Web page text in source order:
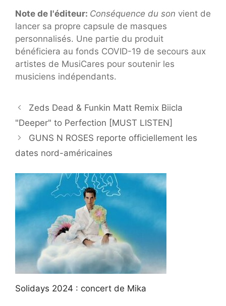
Note de l'éditeur: Conséquence du son vient de
lancer sa propre capsule de masques
personnalisés. Une partie du produit
bénéficiera au fonds COVID-19 de secours aux
artistes de MusiCares pour soutenir les
musiciens indépendants.
Zeds Dead & Funkin Matt Remix Biicla
"Deeper" to Perfection [MUST LISTEN]
GUNS N ROSES reporte officiellement les
dates nord-américaines
Solidays 2024 : concert de Mika